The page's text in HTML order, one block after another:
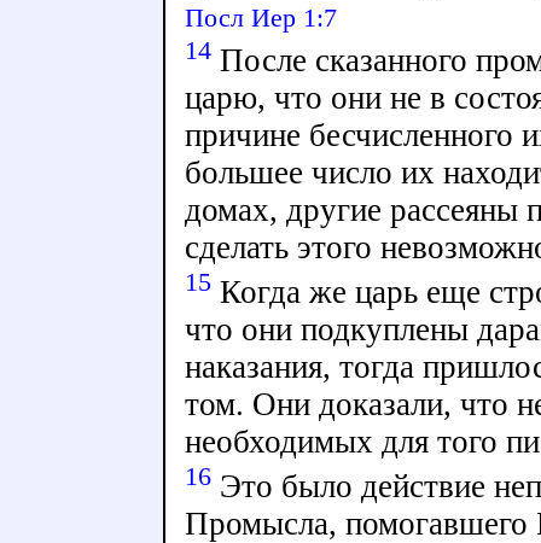
Посл Иер 1:7
14После сказанного
царю, что они не в
причине бесчисленного
большее число их
домах, другие рассеяны
сделать этого
15Когда же царь еще
что они подкуплены
наказания, тогда
том. Они доказали, что
необходимых для того
16Это было действие
Промысла,